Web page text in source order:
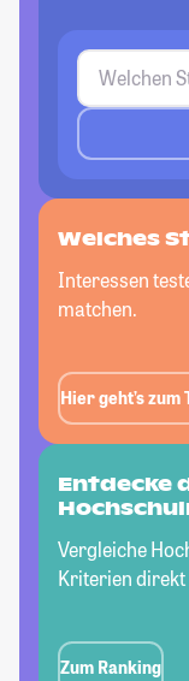
Welches
Interessen
matchen.
Hier geht’s zum
Entdecke
Vergleiche
Kriterien
Zum Ranking